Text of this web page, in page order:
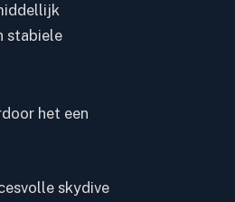
​​stabiele
het een
skydive